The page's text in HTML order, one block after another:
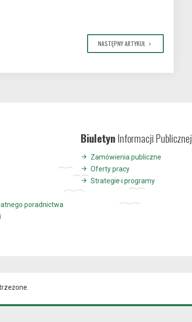
NASTĘPNY ARTYKUŁ
poradnictwa
BiuletynInformacji Publicznej
Zamówienia publiczne
Oferty pracy
Strategie i programy